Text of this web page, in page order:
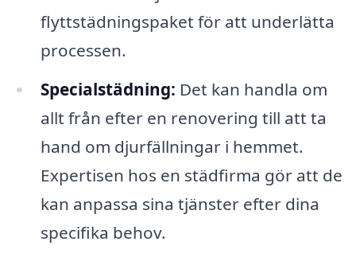
flyttstädningspaket för att underlätta
processen.
Specialstädning: Det kan handla om
allt från efter en renovering till att ta
hand om djurfällningar i hemmet.
Expertisen hos en städfirma gör att de
kan anpassa sina tjänster efter dina
specifika behov.